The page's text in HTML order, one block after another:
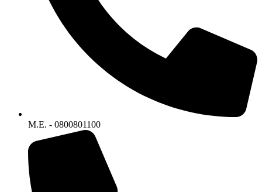
M.E. - 0800801100